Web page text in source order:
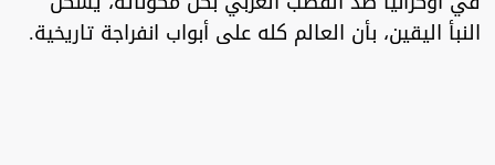
النبأ اليقين، بأن العالم كله على أبواب انفراجة تاريخية.